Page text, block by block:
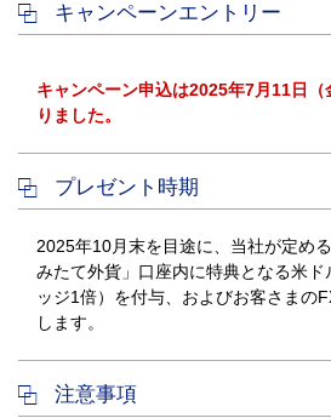
キャンペーンエントリー
キャンペーン申込は2025年7月11日
りました。
プレゼント時期
2025年10月末を目途に、当社が定め
みたて外貨」口座内に特典となる米
ッジ1倍）を付与、およびお客さまの
します。
注意事項